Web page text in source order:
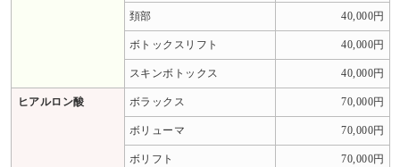
頚部 40,000円
ボトックスリフト 40,000円
スキンボトックス 40,000円
ヒアルロン酸 ボラックス 70,000円
ボリューマ 70,000円
ボリフト 70,000円